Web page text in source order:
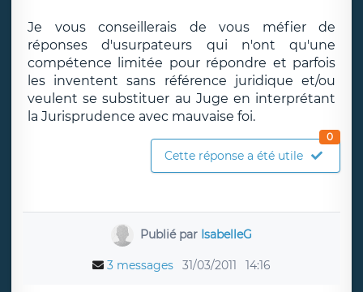
Je vous conseillerais de vous méfier de
réponses d'usurpateurs qui n'ont qu'une
compétence limitée pour répondre et parfois
les inventent sans référence juridique et/ou
veulent se substituer au Juge en interprétant
la Jurisprudence avec mauvaise foi.
Cette réponse a été utile
0
Publié par IsabelleG
3 messages 31/03/2011 14:16